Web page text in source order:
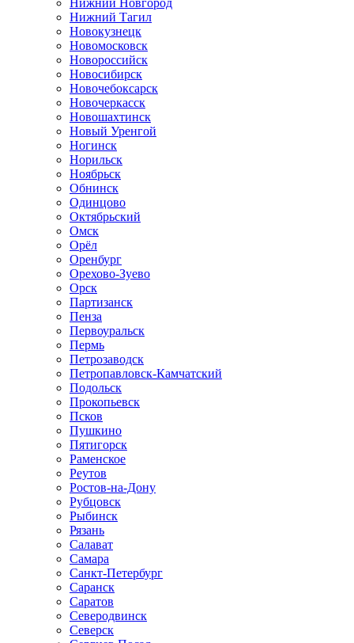
Нижний Новгород
Нижний Тагил
Новокузнецк
Новомосковск
Новороссийск
Новосибирск
Новочебоксарск
Новочеркасск
Новошахтинск
Новый Уренгой
Ногинск
Норильск
Ноябрьск
Обнинск
Одинцово
Октябрьский
Омск
Орёл
Оренбург
Орехово-Зуево
Орск
Партизанск
Пенза
Первоуральск
Пермь
Петрозаводск
Петропавловск-Камчатский
Подольск
Прокопьевск
Псков
Пушкино
Пятигорск
Раменское
Реутов
Ростов-на-Дону
Рубцовск
Рыбинск
Рязань
Салават
Самара
Санкт-Петербург
Саранск
Саратов
Северодвинск
Северск